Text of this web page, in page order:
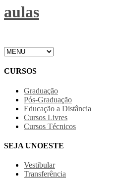
aulas
CURSOS
Graduação
Pós-Graduação
Educação a Distância
Cursos Livres
Cursos Técnicos
SEJA UNOESTE
Vestibular
Transferência